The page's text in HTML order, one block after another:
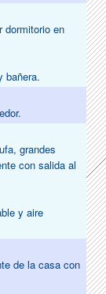
dormitorio en
bañera.
grandes
con salida al
y aire
de la casa con